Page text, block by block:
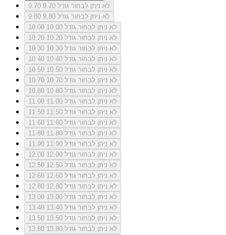
9.70
לא ניתן לבחור גודל 9.70
9.80
לא ניתן לבחור גודל 9.80
10.00
לא ניתן לבחור גודל 10.00
10.20
לא ניתן לבחור גודל 10.20
10.30
לא ניתן לבחור גודל 10.30
10.40
לא ניתן לבחור גודל 10.40
10.50
לא ניתן לבחור גודל 10.50
10.70
לא ניתן לבחור גודל 10.70
10.80
לא ניתן לבחור גודל 10.80
11.00
לא ניתן לבחור גודל 11.00
11.50
לא ניתן לבחור גודל 11.50
11.60
לא ניתן לבחור גודל 11.60
11.80
לא ניתן לבחור גודל 11.80
11.90
לא ניתן לבחור גודל 11.90
12.00
לא ניתן לבחור גודל 12.00
12.50
לא ניתן לבחור גודל 12.50
12.60
לא ניתן לבחור גודל 12.60
12.80
לא ניתן לבחור גודל 12.80
13.00
לא ניתן לבחור גודל 13.00
13.40
לא ניתן לבחור גודל 13.40
13.50
לא ניתן לבחור גודל 13.50
13.80
לא ניתן לבחור גודל 13.80